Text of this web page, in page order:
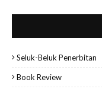
Seluk-Beluk Penerbitan
Book Review